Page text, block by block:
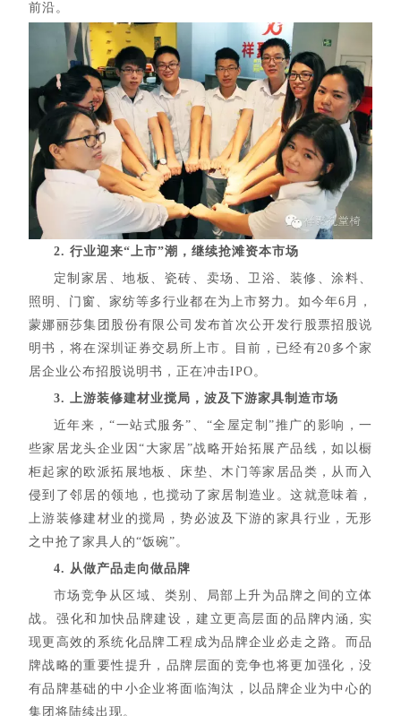
前沿。
2. 行业迎来“上市”潮，继续抢滩资本市场
定制家居、地板、瓷砖、卖场、卫浴、装修、涂料、
照明、门窗、家纺等多行业都在为上市努力。如今年6月，
蒙娜丽莎集团股份有限公司发布首次公开发行股票招股说
明书，将在深圳证券交易所上市。目前，已经有20多个家
居企业公布招股说明书，正在冲击IPO。
3. 上游装修建材业搅局，波及下游家具制造市场
近年来，“一站式服务”、“全屋定制”推广的影响，一
些家居龙头企业因“大家居”战略开始拓展产品线，如以橱
柜起家的欧派拓展地板、床垫、木门等家居品类，从而入
侵到了邻居的领地，也搅动了家居制造业。这就意味着，
上游装修建材业的搅局，势必波及下游的家具行业，无形
之中抢了家具人的“饭碗”。
4. 从做产品走向做品牌
市场竞争从区域、类别、局部上升为品牌之间的立体
战。强化和加快品牌建设，建立更高层面的品牌内涵, 实
现更高效的系统化品牌工程成为品牌企业必走之路。而品
牌战略的重要性提升，品牌层面的竞争也将更加强化，没
有品牌基础的中小企业将面临淘汰，以品牌企业为中心的
集团将陆续出现。